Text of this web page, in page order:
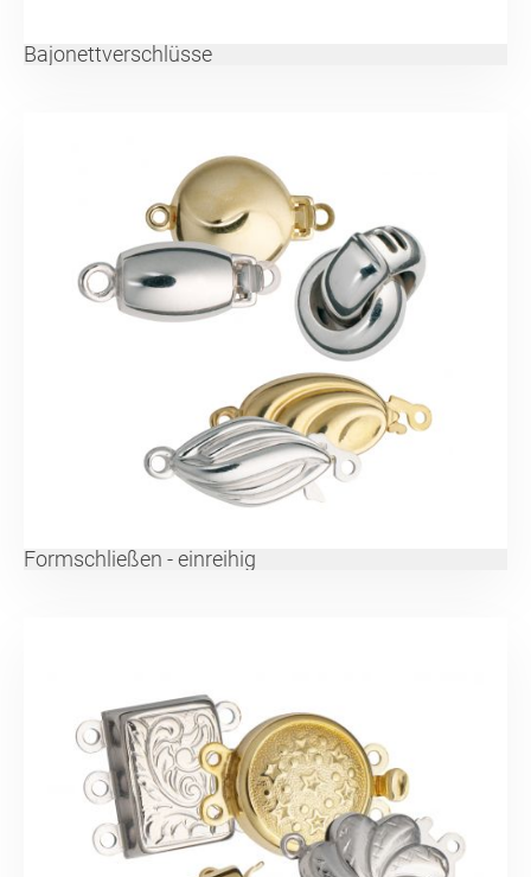
Bajonettverschlüsse
Formschließen - einreihig